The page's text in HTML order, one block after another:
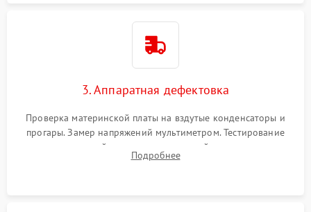
3. Аппаратная дефектовка
Проверка материнской платы на вздутые конденсаторы и
прогары. Замер напряжений мультиметром. Тестирование
оперативной памяти и накопителей с помощью
диагностического ПО для выявления сбойных секторов и
Подробнее